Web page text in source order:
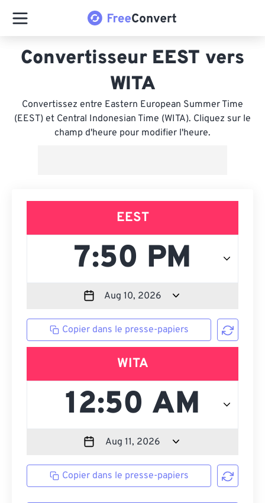
Convertisseur EEST vers
WITA
Convertissez entre Eastern European Summer Time
(EEST) et Central Indonesian Time (WITA). Cliquez sur le
champ d'heure pour modifier l'heure.
EEST
Copier dans le presse-papiers
WITA
Copier dans le presse-papiers